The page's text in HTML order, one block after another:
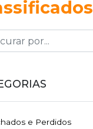
e Perdidos